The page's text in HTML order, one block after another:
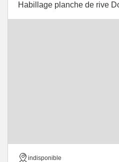
Habillage planche de rive
indisponible